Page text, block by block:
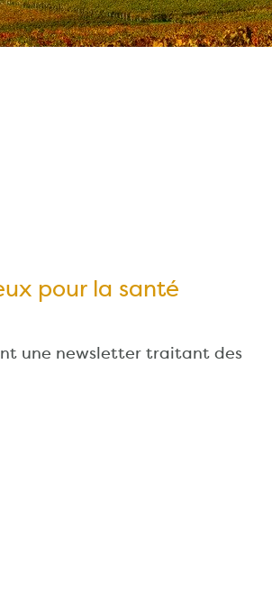
pour la santé
une newsletter traitant des